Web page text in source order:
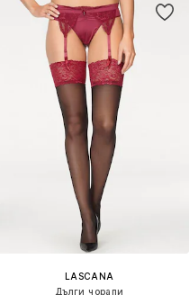
LASCANA
Дълги чорапи